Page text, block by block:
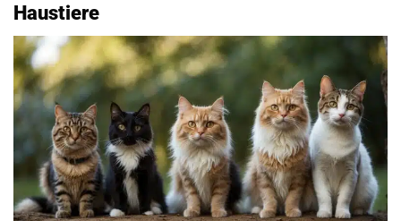
Haustiere